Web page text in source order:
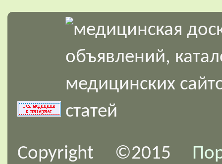
Copyright ©2015